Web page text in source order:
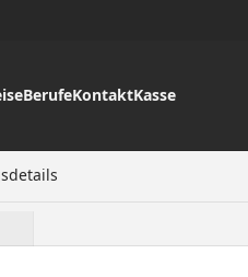
BerufeKontaktKasse